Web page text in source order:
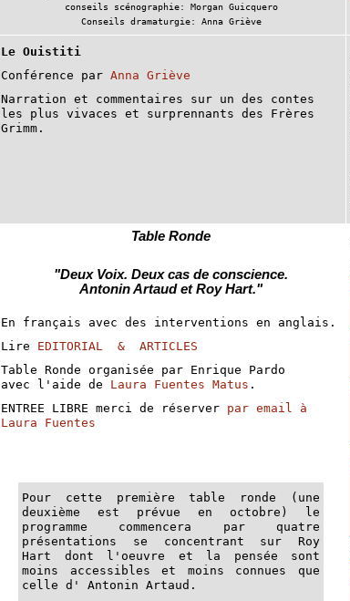
conseils scénographie: Morgan Guicquero
Conseils dramaturgie: Anna Griève
Le Ouistiti
Conférence par Anna Griève
Narration et commentaires sur un des contes
les plus vivaces et surprennants des Frères
Grimm.
Table Ronde
"Deux Voix. Deux cas de conscience.
Antonin Artaud et Roy Hart."
En français avec des interventions en anglais.
Lire EDITORIAL & ARTICLES
Table Ronde organisée par Enrique Pardo
avec l'aide de Laura Fuentes Matus .
ENTREE LIBRE merci de réserver par email à
Laura Fuentes
Pour cette première table ronde (une
deuxième est prévue en octobre) le
programme commencera par quatre
présentations se concentrant sur Roy
Hart dont l'oeuvre et la pensée sont
moins accessibles et moins connues que
celle d' Antonin Artaud.